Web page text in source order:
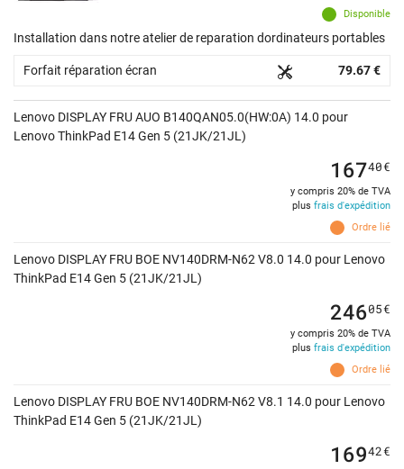
Disponible
Installation dans notre atelier de reparation dordinateurs portables
Forfait réparation écran 79.67 €
Lenovo DISPLAY FRU AUO B140QAN05.0(HW:0A) 14.0 pour
Lenovo ThinkPad E14 Gen 5 (21JK/21JL)
Ordre lié
16740€
y compris 20% de TVA
plus frais d'expédition
Lenovo DISPLAY FRU BOE NV140DRM-N62 V8.0 14.0 pour Lenovo
ThinkPad E14 Gen 5 (21JK/21JL)
Ordre lié
24605€
y compris 20% de TVA
plus frais d'expédition
Lenovo DISPLAY FRU BOE NV140DRM-N62 V8.1 14.0 pour Lenovo
ThinkPad E14 Gen 5 (21JK/21JL)
16942€